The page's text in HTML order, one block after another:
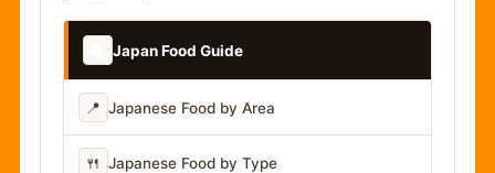
Japan Food Guide
📍 Japanese Food by Area
🍴 Japanese Food by Type